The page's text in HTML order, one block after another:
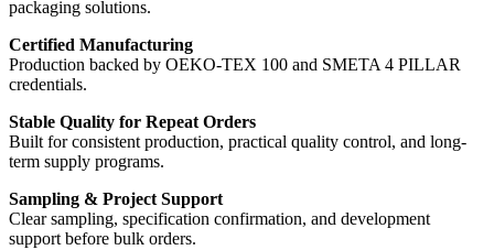
packaging solutions.
Certified Manufacturing
Production backed by OEKO-TEX 100 and SMETA 4 PILLAR
credentials.
Stable Quality for Repeat Orders
Built for consistent production, practical quality control, and long-
term supply programs.
Sampling & Project Support
Clear sampling, specification confirmation, and development
support before bulk orders.